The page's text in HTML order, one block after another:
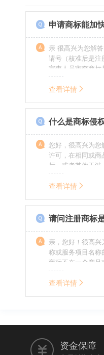
申请商标能加
亲 很高兴为您解
请号（核准后是
审查人员审查商
特殊情况（受理案
前。
查看详情
什么是商标侵
您好，很高兴为
许可，在相同或
标，或者其他干
商标持有人合法权
的责任，明知侵权
查看详情
请问注册商标
亲，您好！很高
称或服务项目名
商标不在一个产
名称的。希望我的
查看详情
资金保障